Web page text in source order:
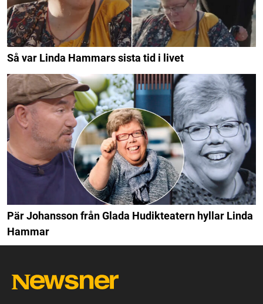
Så var Linda Hammars sista tid i livet
Pär Johansson från Glada Hudikteatern hyllar Linda
Hammar